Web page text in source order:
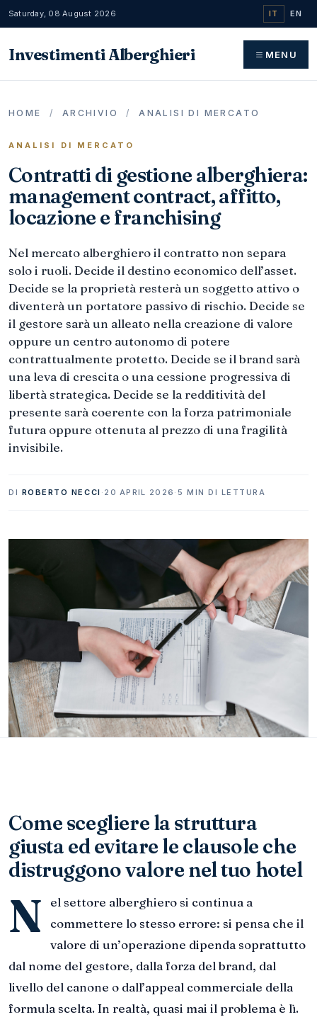
Saturday, 08 August 2026 IT EN
Investimenti Alberghieri MENU
HOME / ARCHIVIO / ANALISI DI MERCATO
ANALISI DI MERCATO
Contratti di gestione alberghiera:
management contract, affitto,
locazione e franchising
Nel mercato alberghiero il contratto non separa
solo i ruoli. Decide il destino economico dell’asset.
Decide se la proprietà resterà un soggetto attivo o
diventerà un portatore passivo di rischio. Decide se
il gestore sarà un alleato nella creazione di valore
oppure un centro autonomo di potere
contrattualmente protetto. Decide se il brand sarà
una leva di crescita o una cessione progressiva di
libertà strategica. Decide se la redditività del
presente sarà coerente con la forza patrimoniale
futura oppure ottenuta al prezzo di una fragilità
invisibile.
DI ROBERTO NECCI · 20 APRIL 2026 · 5 MIN DI LETTURA
Come scegliere la struttura
giusta ed evitare le clausole che
distruggono valore nel tuo hotel
N
el settore alberghiero si continua a
commettere lo stesso errore: si pensa che il
valore di un’operazione dipenda soprattutto
dal nome del gestore, dalla forza del brand, dal
livello del canone o dall’appeal commerciale della
formula scelta. In realtà, quasi mai il problema è lì.